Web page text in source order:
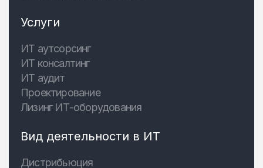
Услуги
ИТ аутсорсинг
ИТ консалтинг
ИТ аудит
Проектирование
Лизинг ИТ-оборудования
Вид деятельности в ИТ
Дистрибьюция